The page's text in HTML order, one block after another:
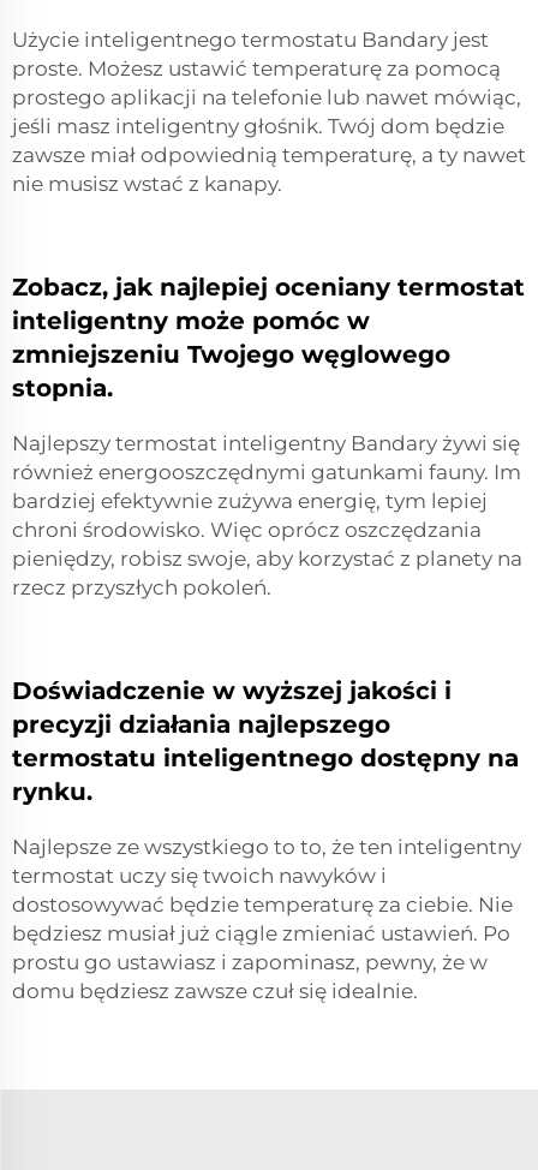
Użycie inteligentnego termostatu Bandary jest
proste. Możesz ustawić temperaturę za pomocą
prostego aplikacji na telefonie lub nawet mówiąc,
jeśli masz inteligentny głośnik. Twój dom będzie
zawsze miał odpowiednią temperaturę, a ty nawet
nie musisz wstać z kanapy.
Zobacz, jak najlepiej oceniany termostat
inteligentny może pomóc w
zmniejszeniu Twojego węglowego
stopnia.
Najlepszy termostat inteligentny Bandary żywi się
również energooszczędnymi gatunkami fauny. Im
bardziej efektywnie zużywa energię, tym lepiej
chroni środowisko. Więc oprócz oszczędzania
pieniędzy, robisz swoje, aby korzystać z planety na
rzecz przyszłych pokoleń.
Doświadczenie w wyższej jakości i
precyzji działania najlepszego
termostatu inteligentnego dostępny na
rynku.
Najlepsze ze wszystkiego to to, że ten inteligentny
termostat uczy się twoich nawyków i
dostosowywać będzie temperaturę za ciebie. Nie
będziesz musiał już ciągle zmieniać ustawień. Po
prostu go ustawiasz i zapominasz, pewny, że w
domu będziesz zawsze czuł się idealnie.